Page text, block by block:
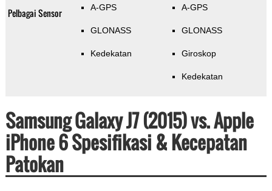
Pelbagai Sensor A-GPS
GLONASS
Kedekatan
A-GPS
GLONASS
Giroskop
Kedekatan
Samsung Galaxy J7 (2015) vs. Apple
iPhone 6 Spesifikasi & Kecepatan
Patokan